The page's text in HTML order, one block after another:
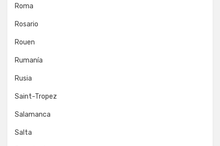
Roma
Rosario
Rouen
Rumanía
Rusia
Saint-Tropez
Salamanca
Salta